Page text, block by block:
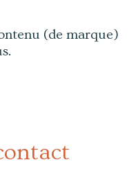
(de marque)